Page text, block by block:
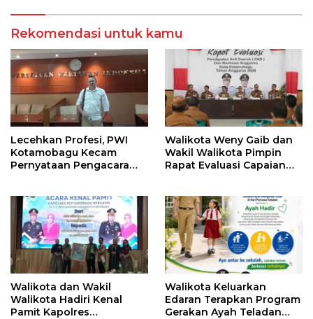
Rekomendasi untuk kamu
Lecehkan Profesi, PWI
Kotamobagu Kecam
Pernyataan Pengacara
Walikota Weny Gaib dan
Wakil Walikota Pimpin
Rapat Evaluasi Capaian
Walikota dan Wakil
Walikota Hadiri Kenal
Pamit Kapolres
Walikota Keluarkan
Edaran Terapkan Program
Gerakan Ayah Teladan